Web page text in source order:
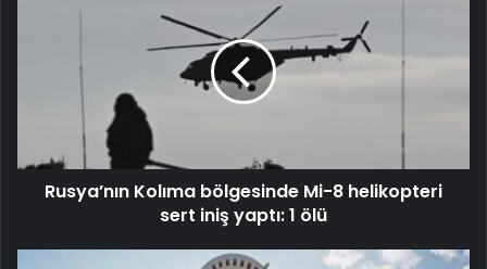
Rusya’nın Kolıma bölgesinde Mi-8 helikopteri
sert iniş yaptı: 1 ölü